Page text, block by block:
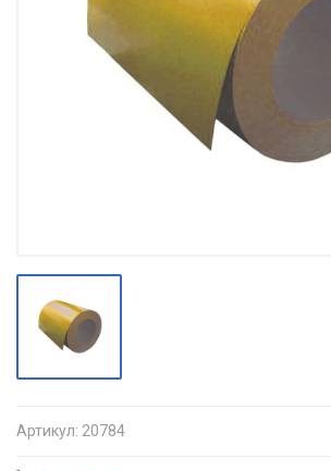
Артикул: 20784